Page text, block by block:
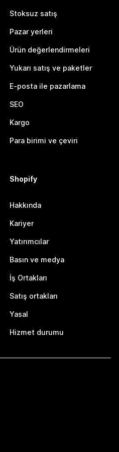
Stoksuz satış
Pazar yerleri
Ürün değerlendirmeleri
Yukarı satış ve paketler
E-posta ile pazarlama
SEO
Kargo
Para birimi ve çeviri
Shopify
Hakkında
Kariyer
Yatırımcılar
Basın ve medya
İş Ortakları
Satış ortakları
Yasal
Hizmet durumu